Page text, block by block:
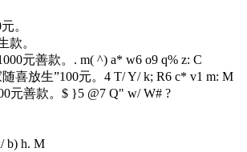
。
款。
元善款。 . m( ^) a* w6 o9 q% z: C
喜放生”100元。 4 T/ Y/ k; R6 c* v1 m: M
元善款。 $ }5 @7 Q" w/ W# ?
b) h. M